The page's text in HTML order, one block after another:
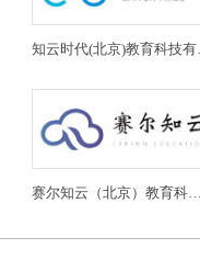
知云
赛尔知云（北京）教育科